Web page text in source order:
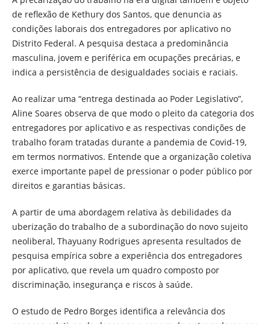
de reflexão de Kethury dos Santos, que denuncia as
condições laborais dos entregadores por aplicativo no
Distrito Federal. A pesquisa destaca a predominância
masculina, jovem e periférica em ocupações precárias, e
indica a persistência de desigualdades sociais e raciais.
Ao realizar uma “entrega destinada ao Poder Legislativo”,
Aline Soares observa de que modo o pleito da categoria dos
entregadores por aplicativo e as respectivas condições de
trabalho foram tratadas durante a pandemia de Covid-19,
em termos normativos. Entende que a organização coletiva
exerce importante papel de pressionar o poder público por
direitos e garantias básicas.
A partir de uma abordagem relativa às debilidades da
uberização do trabalho de a subordinação do novo sujeito
neoliberal, Thayuany Rodrigues apresenta resultados de
pesquisa empírica sobre a experiência dos entregadores
por aplicativo, que revela um quadro composto por
discriminação, insegurança e riscos à saúde.
O estudo de Pedro Borges identifica a relevância dos